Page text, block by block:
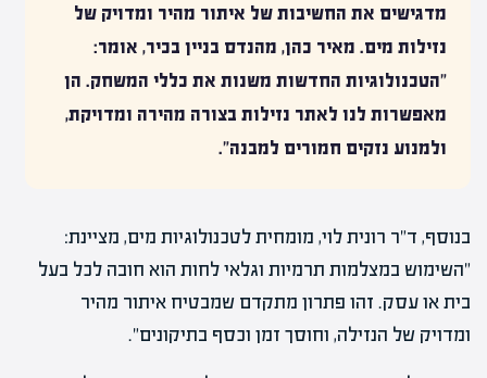
מדגישים את החשיבות של איתור מהיר ומדויק של
נזילות מים. מאיר כהן, מהנדס בניין בכיר, אומר:
"הטכנולוגיות החדשות משנות את כללי המשחק. הן
מאפשרות לנו לאתר נזילות בצורה מהירה ומדויקת,
ולמנוע נזקים חמורים למבנה".
בנוסף, ד"ר רונית לוי, מומחית לטכנולוגיות מים, מציינת:
"השימוש במצלמות תרמיות וגלאי לחות הוא חובה לכל בעל
בית או עסק. זהו פתרון מתקדם שמבטיח איתור מהיר
ומדויק של הנזילה, וחוסך זמן וכסף בתיקונים".